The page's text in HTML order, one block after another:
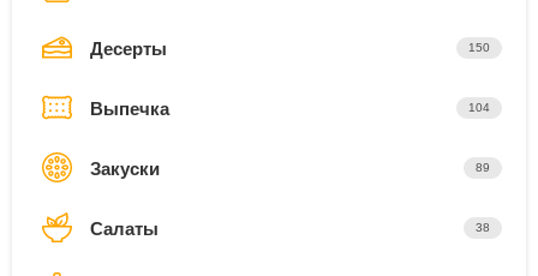
Десерты 150
Выпечка 104
Закуски 89
Салаты 38